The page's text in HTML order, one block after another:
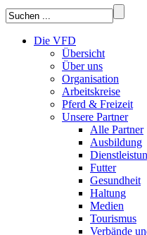
Die VFD
Übersicht
Über uns
Organisation
Arbeitskreise
Pferd & Freizeit
Unsere Partner
Alle Partner
Ausbildung
Futter
Gesundheit
Haltung
Medien
Tourismus
Verbände